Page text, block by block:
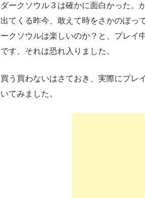
ダークソウル３は確かに面白かった。
出てくる昨今、敢えて時をさかのぼっ
ークソウルは楽しいのか？と、プレイ
です、それは恐れ入りました。
買う買わないはさておき、実際にプレ
いてみました。